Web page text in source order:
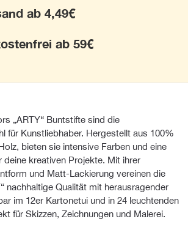
ab 4,49€
ab 59€
„ARTY“ Buntstifte sind die
für Kunstliebhaber. Hergestellt aus 100%
bieten sie intensive Farben und eine
deine kreativen Projekte. Mit ihrer
und Matt-Lackierung vereinen die
nachhaltige Qualität mit herausragender
im 12er Kartonetui und in 24 leuchtenden
für Skizzen, Zeichnungen und Malerei.